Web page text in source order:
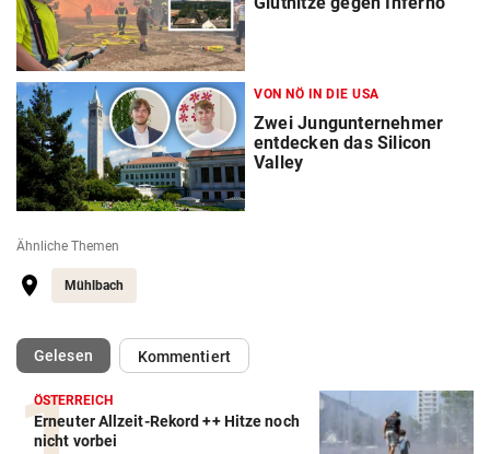
VON NÖ IN DIE USA
Zwei Jungunternehmer
entdecken das Silicon
Valley
Ähnliche Themen
Mühlbach
Gelesen(ausgewählt)Kommentiert
ÖSTERREICH
Erneuter Allzeit-Rekord ++ Hitze noch
nicht vorbei